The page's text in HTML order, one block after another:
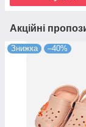
Акційні
Знижка –40%